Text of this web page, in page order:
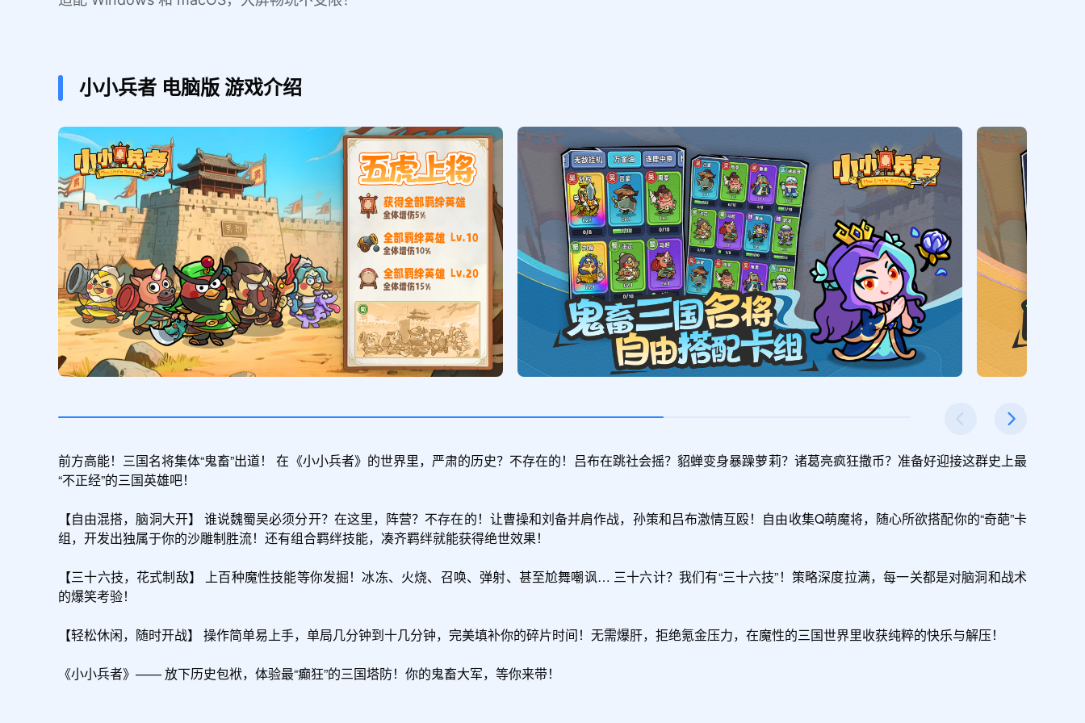
小小兵者 电脑版 游戏介绍
前方高能！三国名将集体“鬼畜”出道！ 在《小小兵者》的世界里，严肃的历史？不存在的！吕布在跳社会摇？貂蝉变身暴躁萝莉？诸葛亮疯狂撒币？准备好迎接这群史上最
“不正经”的三国英雄吧！
【自由混搭，脑洞大开】 谁说魏蜀吴必须分开？在这里，阵营？不存在的！让曹操和刘备并肩作战，孙策和吕布激情互殴！自由收集Q萌魔将，随心所欲搭配你的“奇葩”卡
组，开发出独属于你的沙雕制胜流！还有组合羁绊技能，凑齐羁绊就能获得绝世效果！
【三十六技，花式制敌】 上百种魔性技能等你发掘！冰冻、火烧、召唤、弹射、甚至尬舞嘲讽… 三十六计？我们有“三十六技”！策略深度拉满，每一关都是对脑洞和战术
的爆笑考验！
【轻松休闲，随时开战】 操作简单易上手，单局几分钟到十几分钟，完美填补你的碎片时间！无需爆肝，拒绝氪金压力，在魔性的三国世界里收获纯粹的快乐与解压！
《小小兵者》—— 放下历史包袱，体验最“癫狂”的三国塔防！你的鬼畜大军，等你来带！